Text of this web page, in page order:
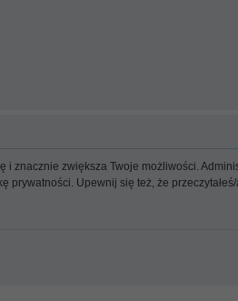
znacznie zwiększa Twoje możliwości.
Upewnij się też, że